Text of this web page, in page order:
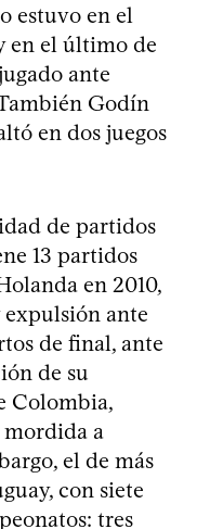
estuvo en el
en el último de
ante
Godín
en dos juegos
de partidos
13 partidos
en 2010,
expulsión ante
de final, ante
de su
Colombia,
a
el de más
con siete
tres